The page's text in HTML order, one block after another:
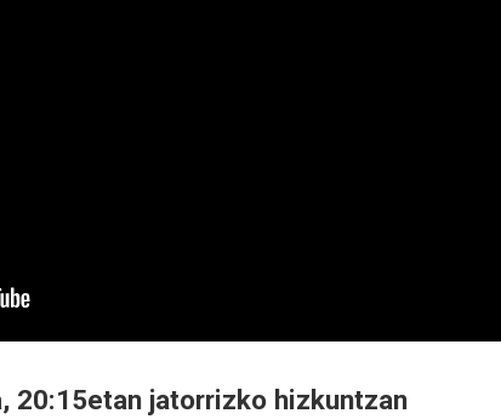
20:15etan jatorrizko hizkuntzan